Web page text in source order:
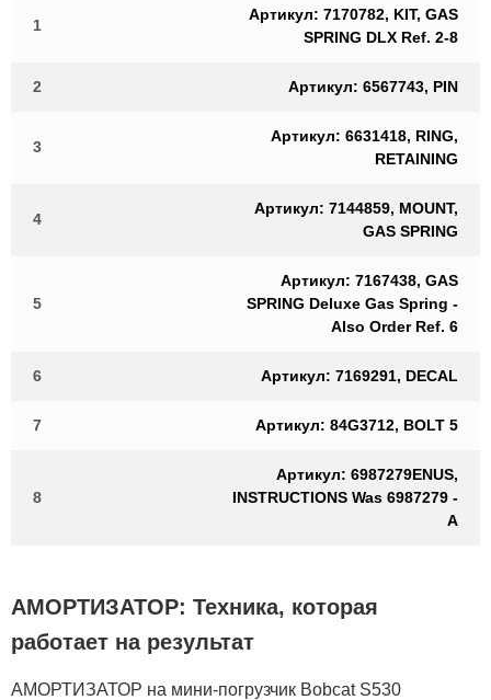
1
Артикул: 7170782, KIT, GAS
SPRING DLX Ref. 2-8
2 Артикул: 6567743, PIN
3
Артикул: 6631418, RING,
RETAINING
4
Артикул: 7144859, MOUNT,
GAS SPRING
5
Артикул: 7167438, GAS
SPRING Deluxe Gas Spring -
Also Order Ref. 6
6 Артикул: 7169291, DECAL
7 Артикул: 84G3712, BOLT 5
8
Артикул: 6987279ENUS,
INSTRUCTIONS Was 6987279 -
A
АМОРТИЗАТОР: Техника, которая
работает на результат
АМОРТИЗАТОР на мини-погрузчик Bobcat S530